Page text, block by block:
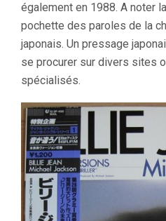
également en 1988. A noter
pochette des paroles de la
japonais. Un pressage
se procurer sur divers sites
spécialisés.